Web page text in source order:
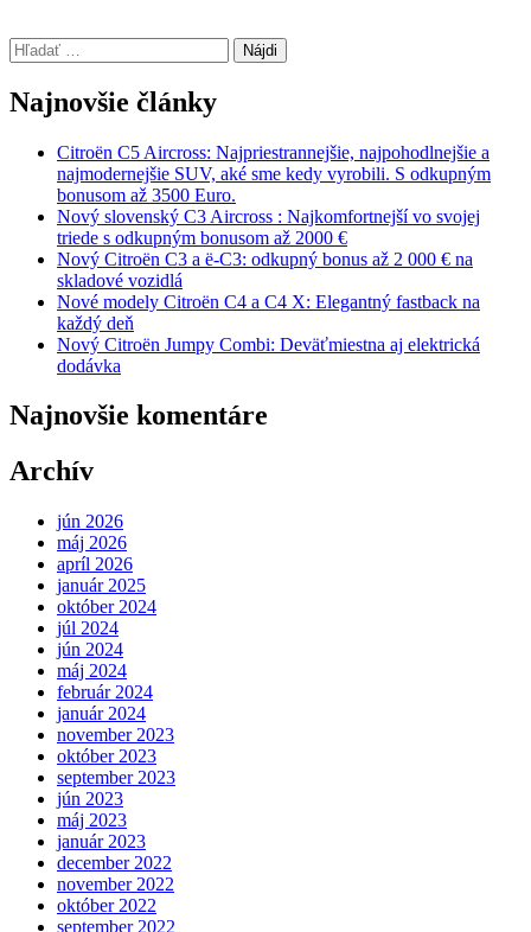
Hľadať:
Najnovšie články
Citroën C5 Aircross: Najpriestrannejšie, najpohodlnejšie a
najmodernejšie SUV, aké sme kedy vyrobili. S odkupným
bonusom až 3500 Euro.
Nový slovenský C3 Aircross : Najkomfortnejší vo svojej
triede s odkupným bonusom až 2000 €
Nový Citroën C3 a ë-C3: odkupný bonus až 2 000 € na
skladové vozidlá
Nové modely Citroën C4 a C4 X: Elegantný fastback na
každý deň
Nový Citroën Jumpy Combi: Deväťmiestna aj elektrická
dodávka
Najnovšie komentáre
Archív
jún 2026
máj 2026
apríl 2026
január 2025
október 2024
júl 2024
jún 2024
máj 2024
február 2024
január 2024
november 2023
október 2023
september 2023
jún 2023
máj 2023
január 2023
december 2022
november 2022
október 2022
september 2022